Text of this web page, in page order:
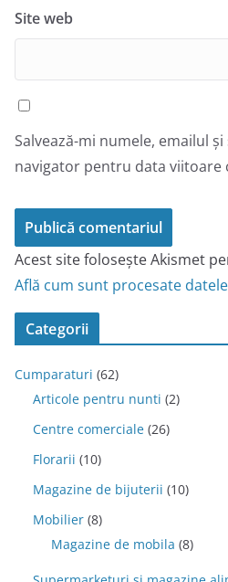
Site web
Salvează-mi numele, emailul
navigator pentru data viitoare
Acest site folosește Akismet
Află cum sunt procesate
Categorii
Cumparaturi (62)
Articole pentru nunti (2)
Centre comerciale (26)
Florarii (10)
Magazine de bijuterii (10)
Mobilier (8)
Magazine de mobila (8)